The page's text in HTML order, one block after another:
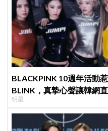
BLACKPINK 10週年活動
BLINK，真摯心聲讓韓網
明星